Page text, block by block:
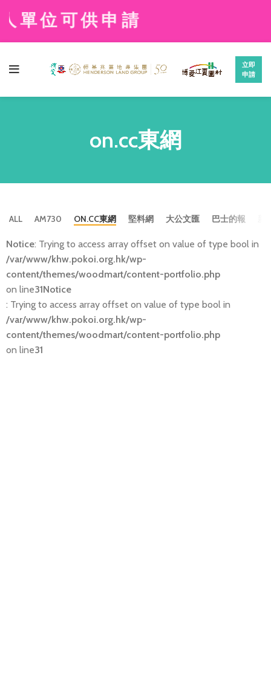
位可供申請
立即
申請
on.cc東網
ALL AM730 ON.CC東網 堅料網 大公文匯 巴士的報
Notice: Trying to access array offset on value of type bool in
/var/www/khw.pokoi.org.hk/wp-
content/themes/woodmart/content-portfolio.php
on line31Notice
: Trying to access array offset on value of type bool in
/var/www/khw.pokoi.org.hk/wp-
content/themes/woodmart/content-portfolio.php
on line31